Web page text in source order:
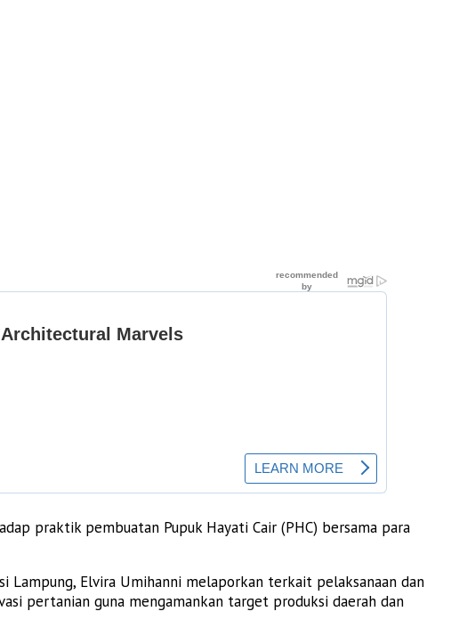
praktik pembuatan Pupuk Hayati Cair (PHC) bersama para
Lampung, Elvira Umihanni melaporkan terkait pelaksanaan dan
pertanian guna mengamankan target produksi daerah dan